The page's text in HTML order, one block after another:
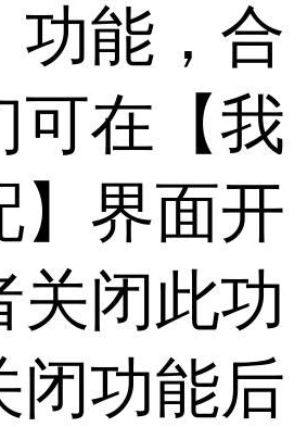
功能，合
可在【我
】界面开
关闭此功
闭功能后